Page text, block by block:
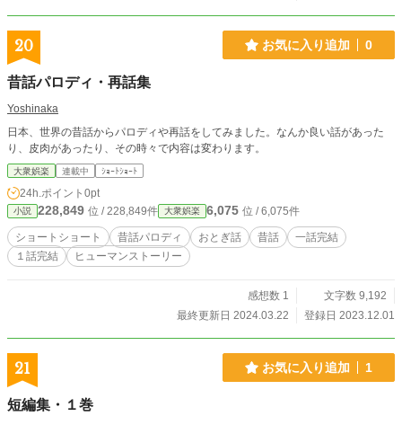
20 お気に入り追加 0
昔話パロディ・再話集
Yoshinaka
日本、世界の昔話からパロディや再話をしてみました。なんか良い話があった
り、皮肉があったり、その時々で内容は変わります。
大衆娯楽 連載中 ｼｮｰﾄｼｮｰﾄ
24h.ポイント 0pt
小説 228,849 位 / 228,849件 大衆娯楽 6,075 位 / 6,075件
ショートショート 昔話パロディ おとぎ話 昔話
一話完結
１話完結
ヒューマンストーリー
感想数 1
文字数 9,192
最終更新日 2024.03.22
登録日 2023.12.01
21 お気に入り追加 1
短編集・１巻